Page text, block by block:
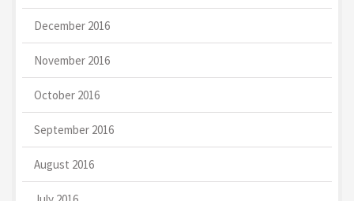
December 2016
November 2016
October 2016
September 2016
August 2016